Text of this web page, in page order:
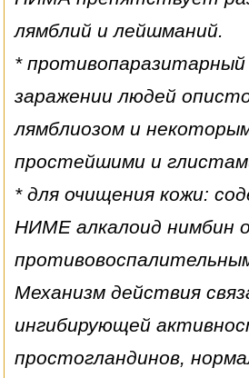
лямблий и лейшманий.
*
заражении людей
лямблиозом и
простейшими и
* для очищения кожи:
НИМЕ алкалоид нимбин
Механизм действия
ингибирующей
простогландинов,